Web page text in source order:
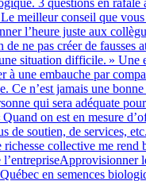
3 questions en rafale
meilleur conseil que vous
l’heure juste aux
ne pas créer de fausses
situation difficile. » Une
à une embauche par
Ce n’est jamais une
qui sera adéquate
Quand on est en mesure
de soutien, de services,
richesse collective me rend
l’entrepriseApprovisionner
en semences